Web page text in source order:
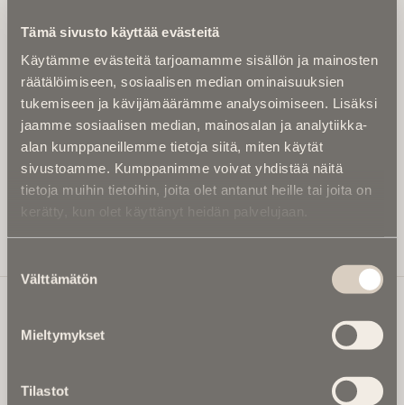
Tämä sivusto käyttää evästeitä
Käytämme evästeitä tarjoamamme sisällön ja mainosten
räätälöimiseen, sosiaalisen median ominaisuuksien
tukemiseen ja kävijämäärämme analysoimiseen. Lisäksi
jaamme sosiaalisen median, mainosalan ja analytiikka-
alan kumppaneillemme tietoja siitä, miten käytät
sivustoamme. Kumppanimme voivat yhdistää näitä
tietoja muihin tietoihin, joita olet antanut heille tai joita on
kerätty, kun olet käyttänyt heidän palvelujaan.
valinta
Välttämätön
Mieltymykset
Tilastot
Kirjoita alle sähköpostiosoitteesi niin saat kaksi kertaa
kuukaudessa Ikuisuusmedian uutiskirjeen ja varmistat,
etteivät kiinnostavat artikkelit jää huomaamatta.
Uutiskirje on maksuton eikä se velvoita mihinkään.
Kirjoita tähän sähköpostiosoite, johon haluat uutiskirjeen
Ikuisuusmedia
Ikuisuusmedia on kuolinuutisointiin keskittynyt uusi ja
valtakunnallinen mediabrändi. Julkaisemme uusimmat